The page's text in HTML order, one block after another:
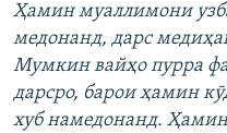
Ҳамин муаллимони
медонанд, дарс
Мумкин вайҳо пурра
дарсро, барои ҳамин
хуб намедонанд.